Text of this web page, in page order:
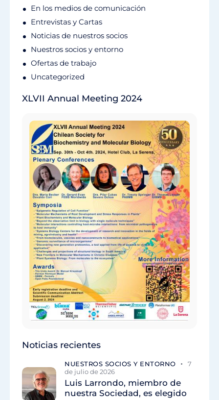
En los medios de comunicación
Entrevistas y Cartas
Noticias de nuestros socios
Nuestros socios y entorno
Ofertas de trabajo
Uncategorized
XLVII Annual Meeting 2024
Noticias recientes
NUESTROS SOCIOS Y ENTORNO
7
de julio de 2026
Luis Larrondo, miembro de
nuestra Sociedad, es elegido